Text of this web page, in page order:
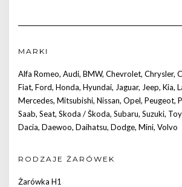
MARKI
Alfa Romeo, Audi, BMW, Chevrolet, Chrysler,
Fiat, Ford, Honda, Hyundai, Jaguar, Jeep, Kia,
Mercedes, Mitsubishi, Nissan, Opel, Peugeot,
Saab, Seat, Skoda / Škoda, Subaru, Suzuki,
Dacia, Daewoo, Daihatsu, Dodge, Mini, Volvo
RODZAJE ŻARÓWEK
Żarówka H1